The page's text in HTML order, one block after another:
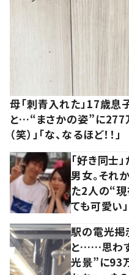
母「刺青入れた」17歳息
と…“まさかの姿”に277
（笑）」「な、なるほど！！」
「好き同士
男女。それ
た2人の“
ても可愛い」
駅の電光掲
と……思わ
光景”に93万